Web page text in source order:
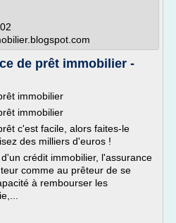
de prêt immobilier -
immobilier
immobilier
c'est facile, alors faites-le
des milliers d'euros !
crédit immobilier, l'assurance
comme au prêteur de se
à rembourser les